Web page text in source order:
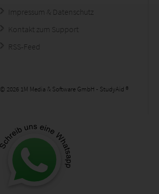
Impressum & Datenschutz
Kontakt zum Support
RSS-Feed
© 2026 1M Media & Software GmbH - StudyAid ®